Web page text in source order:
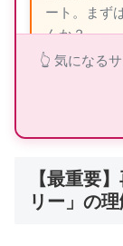
ート。まず
んか？
👑 エクセ
👆 気になる
【最重要
リー」の